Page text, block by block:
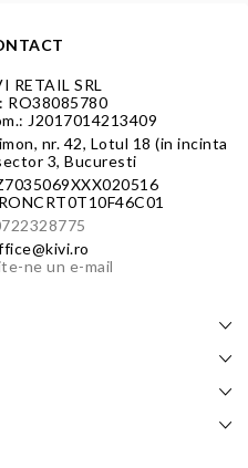
RETAIL SRL
RO38085780
J2017014213409
nr. 42, Lotul 18 (in incinta
3, Bucuresti
ne un e-mail